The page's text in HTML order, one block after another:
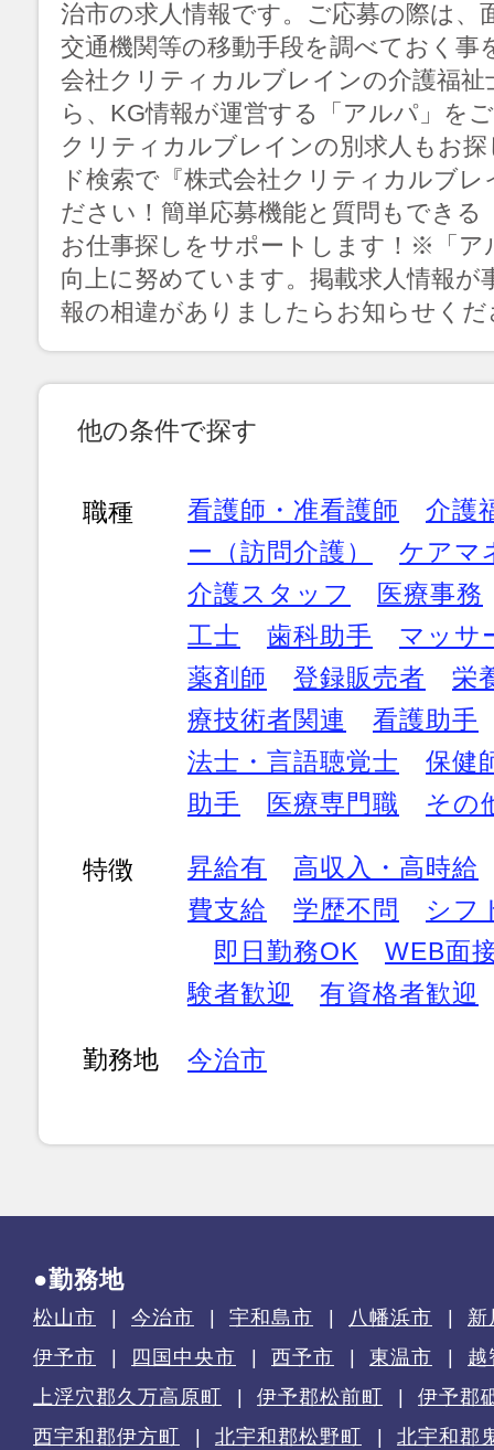
治市の求人情報です。ご応募の際は、
交通機関等の移動手段を調べておく事
会社クリティカルブレインの介護福祉
ら、KG情報が運営する「アルパ」を
クリティカルブレインの別求人もお
ド検索で『株式会社クリティカルブ
ださい！簡単応募機能と質問もでき
お仕事探しをサポートします！※「ア
向上に努めています。掲載求人情報が
報の相違がありましたらお知らせくだ
他の条件で探す
職種 看護師・准看護師
介護
ー（訪問介護）
ケアマ
介護スタッフ
医療事務
工士
歯科助手
マッサ
薬剤師
登録販売者
栄
療技術者関連
看護助手
法士・言語聴覚士
保健
助手
医療専門職 その
特徴 昇給有
高収入・高時給
費支給
学歴不問
シフ
即日勤務OK
WEB面
験者歓迎
有資格者歓迎
勤務地 今治市
●勤務地
松山市 今治市 宇和島市 八幡浜市
新
伊予市
四国中央市 西予市 東温市
越
上浮穴郡久万高原町
伊予郡松前町
伊予郡
西宇和郡伊方町
北宇和郡松野町
北宇和郡